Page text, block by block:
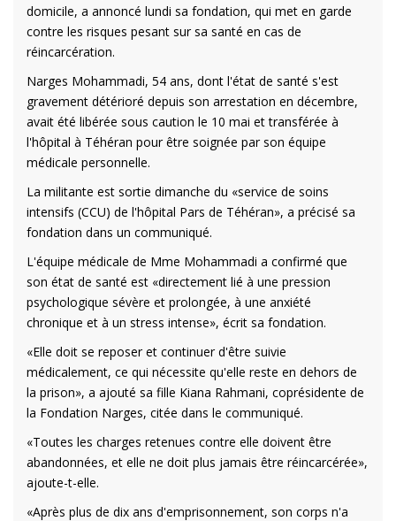
domicile, a annoncé lundi sa fondation, qui met en garde
contre les risques pesant sur sa santé en cas de
réincarcération.
Narges Mohammadi, 54 ans, dont l'état de santé s'est
gravement détérioré depuis son arrestation en décembre,
avait été libérée sous caution le 10 mai et transférée à
l'hôpital à Téhéran pour être soignée par son équipe
médicale personnelle.
La militante est sortie dimanche du «service de soins
intensifs (CCU) de l'hôpital Pars de Téhéran», a précisé sa
fondation dans un communiqué.
L'équipe médicale de Mme Mohammadi a confirmé que
son état de santé est «directement lié à une pression
psychologique sévère et prolongée, à une anxiété
chronique et à un stress intense», écrit sa fondation.
«Elle doit se reposer et continuer d'être suivie
médicalement, ce qui nécessite qu'elle reste en dehors de
la prison», a ajouté sa fille Kiana Rahmani, coprésidente de
la Fondation Narges, citée dans le communiqué.
«Toutes les charges retenues contre elle doivent être
abandonnées, et elle ne doit plus jamais être réincarcérée»,
ajoute-t-elle.
«Après plus de dix ans d'emprisonnement, son corps n'a